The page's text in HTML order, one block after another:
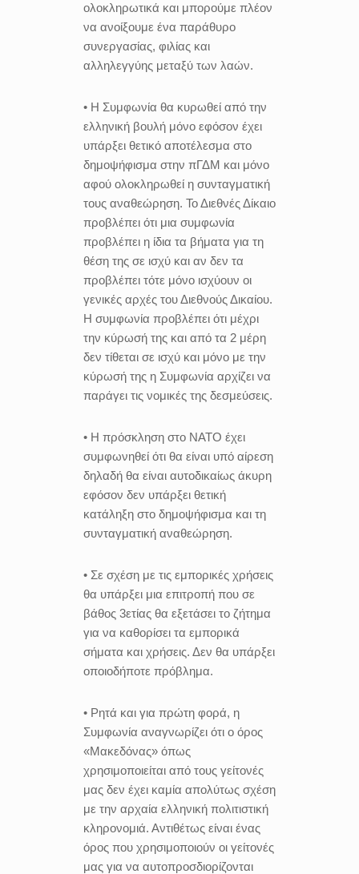
ολοκληρωτικά και μπορούμε πλέον
να ανοίξουμε ένα παράθυρο
συνεργασίας, φιλίας και
αλληλεγγύης μεταξύ των λαών.
• Η Συμφωνία θα κυρωθεί από την
ελληνική βουλή μόνο εφόσον έχει
υπάρξει θετικό αποτέλεσμα στο
δημοψήφισμα στην πΓΔΜ και μόνο
αφού ολοκληρωθεί η συνταγματική
τους αναθεώρηση. Το Διεθνές Δίκαιο
προβλέπει ότι μια συμφωνία
προβλέπει η ίδια τα βήματα για τη
θέση της σε ισχύ και αν δεν τα
προβλέπει τότε μόνο ισχύουν οι
γενικές αρχές του Διεθνούς Δικαίου.
Η συμφωνία προβλέπει ότι μέχρι
την κύρωσή της και από τα 2 μέρη
δεν τίθεται σε ισχύ και μόνο με την
κύρωσή της η Συμφωνία αρχίζει να
παράγει τις νομικές της δεσμεύσεις.
• Η πρόσκληση στο ΝΑΤΟ έχει
συμφωνηθεί ότι θα είναι υπό αίρεση
δηλαδή θα είναι αυτοδικαίως άκυρη
εφόσον δεν υπάρξει θετική
κατάληξη στο δημοψήφισμα και τη
συνταγματική αναθεώρηση.
• Σε σχέση με τις εμπορικές χρήσεις
θα υπάρξει μια επιτροπή που σε
βάθος 3ετίας θα εξετάσει το ζήτημα
για να καθορίσει τα εμπορικά
σήματα και χρήσεις. Δεν θα υπάρξει
οποιοδήποτε πρόβλημα.
• Ρητά και για πρώτη φορά, η
Συμφωνία αναγνωρίζει ότι ο όρος
«Μακεδόνας» όπως
χρησιμοποιείται από τους γείτονές
μας δεν έχει καμία απολύτως σχέση
με την αρχαία ελληνική πολιτιστική
κληρονομιά. Αντιθέτως είναι ένας
όρος που χρησιμοποιούν οι γείτονές
μας για να αυτοπροσδιορίζονται